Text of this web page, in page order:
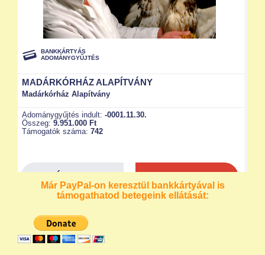
Már PayPal-on keresztül bankkártyával is
támogathatod betegeink ellátását: